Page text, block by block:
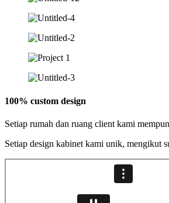
100% custom design
Setiap rumah dan ruang client kami
Setiap design kabinet kami unik, mengikut